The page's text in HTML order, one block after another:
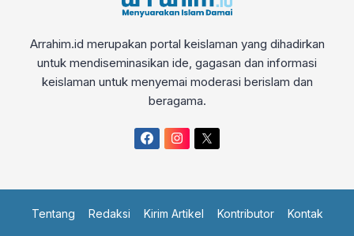
Arrahim.id merupakan portal keislaman yang dihadirkan
untuk mendiseminasikan ide, gagasan dan informasi
keislaman untuk menyemai moderasi berislam dan
beragama.
Tentang Redaksi Kirim Artikel Kontributor Kontak